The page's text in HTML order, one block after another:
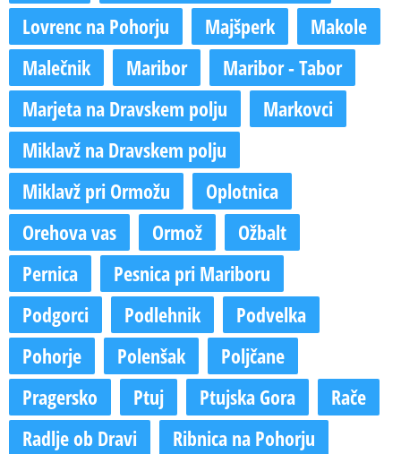
Lovrenc na Pohorju
Majšperk
Makole
Malečnik
Maribor
Maribor - Tabor
Marjeta na Dravskem polju
Markovci
Miklavž na Dravskem polju
Miklavž pri Ormožu
Oplotnica
Orehova vas
Ormož
Ožbalt
Pernica
Pesnica pri Mariboru
Podgorci
Podlehnik
Podvelka
Pohorje
Polenšak
Poljčane
Pragersko
Ptuj Ptujska Gora
Rače
Radlje ob Dravi
Ribnica na Pohorju